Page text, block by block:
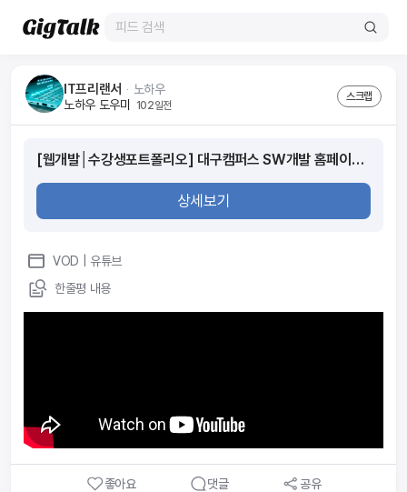
IT프리랜서 ᆞ 노하우
노하우 도우미
102일전
스크랩
[웹개발│수강생포트폴리오] 대구캠퍼스 SW개발 홈페이지 제작
상세보기
VOD | 유튜브
한줄평 내용
좋아요 댓글 공유